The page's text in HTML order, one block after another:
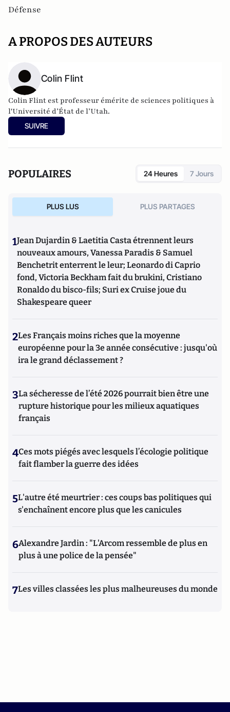
Défense
A PROPOS DES AUTEURS
Colin Flint
Colin Flint est professeur émérite de sciences politiques à
l'Université d’État de l’Utah.
SUIVRE
POPULAIRES 24 Heures 7 Jours
PLUS LUS PLUS PARTAGES
1Jean Dujardin & Laetitia Casta étrennent leurs
nouveaux amours, Vanessa Paradis & Samuel
Benchetrit enterrent le leur; Leonardo di Caprio
fond, Victoria Beckham fait du brukini, Cristiano
Ronaldo du bisco-fils; Suri ex Cruise joue du
Shakespeare queer
2Les Français moins riches que la moyenne
européenne pour la 3e année consécutive : jusqu'où
ira le grand déclassement ?
3La sécheresse de l’été 2026 pourrait bien être une
rupture historique pour les milieux aquatiques
français
4Ces mots piégés avec lesquels l’écologie politique
fait flamber la guerre des idées
5L'autre été meurtrier : ces coups bas politiques qui
s'enchaînent encore plus que les canicules
6Alexandre Jardin : "L'Arcom ressemble de plus en
plus à une police de la pensée"
7Les villes classées les plus malheureuses du monde